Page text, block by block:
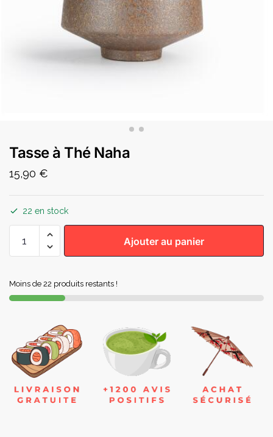
Tasse à Thé Naha
15,90 €
22 en stock
Ajouter au panier
Moins de 22 produits restants !